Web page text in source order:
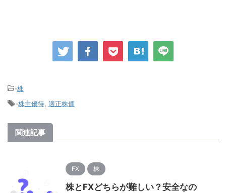
-株
-株主優待, 適正株価
関連記事
FX 株
株とFXどちらが難しい？安全なの